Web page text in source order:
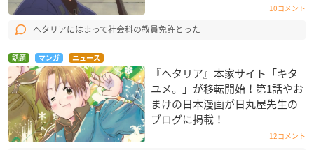
10コメント
ヘタリアにはまって社会科の教員免許とった
話題 マンガ ニュース
『ヘタリア』本家サイト「キタ
ユメ。」が移転開始！第1話やお
まけの日本漫画が日丸屋先生の
ブログに掲載！
12コメント